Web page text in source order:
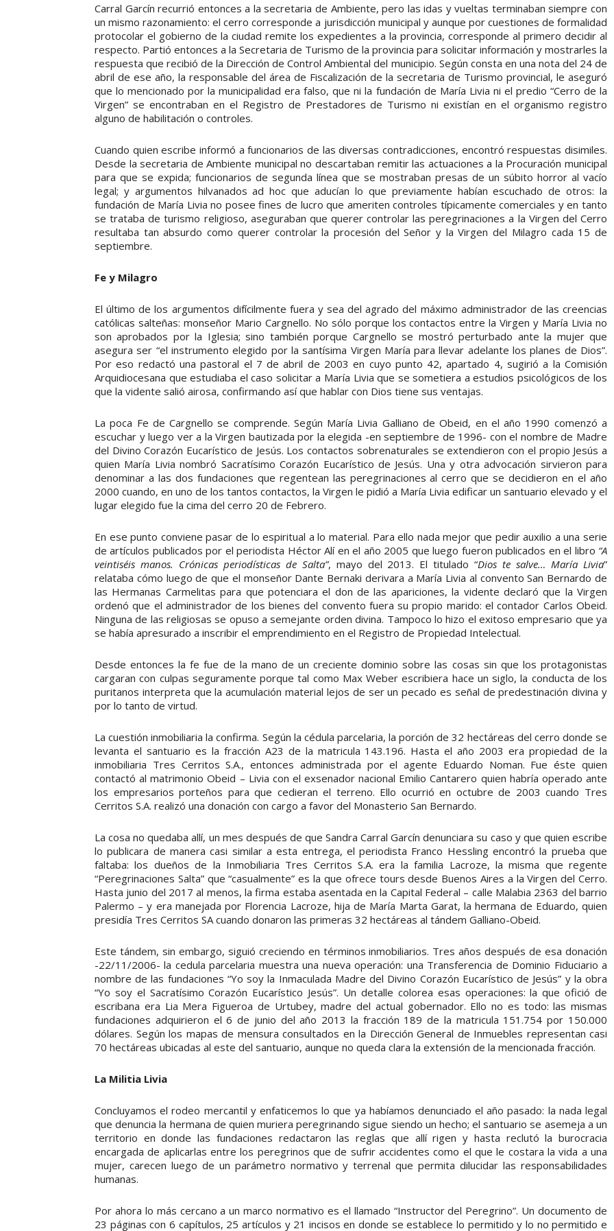
Carral Garcín recurrió entonces a la secretaria de Ambiente, pero las idas y vueltas terminaban siempre con
un mismo razonamiento: el cerro corresponde a jurisdicción municipal y aunque por cuestiones de formalidad
protocolar el gobierno de la ciudad remite los expedientes a la provincia, corresponde al primero decidir al
respecto. Partió entonces a la Secretaria de Turismo de la provincia para solicitar información y mostrarles la
respuesta que recibió de la Dirección de Control Ambiental del municipio. Según consta en una nota del 24 de
abril de ese año, la responsable del área de Fiscalización de la secretaria de Turismo provincial, le aseguró
que lo mencionado por la municipalidad era falso, que ni la fundación de María Livia ni el predio “Cerro de la
Virgen” se encontraban en el Registro de Prestadores de Turismo ni existían en el organismo registro
alguno de habilitación o controles.
Cuando quien escribe informó a funcionarios de las diversas contradicciones, encontró respuestas disimiles.
Desde la secretaria de Ambiente municipal no descartaban remitir las actuaciones a la Procuración municipal
para que se expida; funcionarios de segunda línea que se mostraban presas de un súbito horror al vacío
legal; y argumentos hilvanados ad hoc que aducían lo que previamente habían escuchado de otros: la
fundación de María Livia no posee fines de lucro que ameriten controles típicamente comerciales y en tanto
se trataba de turismo religioso, aseguraban que querer controlar las peregrinaciones a la Virgen del Cerro
resultaba tan absurdo como querer controlar la procesión del Señor y la Virgen del Milagro cada 15 de
septiembre.
Fe y Milagro
El último de los argumentos difícilmente fuera y sea del agrado del máximo administrador de las creencias
católicas salteñas: monseñor Mario Cargnello. No sólo porque los contactos entre la Virgen y María Livia no
son aprobados por la Iglesia; sino también porque Cargnello se mostró perturbado ante la mujer que
asegura ser “el instrumento elegido por la santísima Virgen María para llevar adelante los planes de Dios”.
Por eso redactó una pastoral el 7 de abril de 2003 en cuyo punto 42, apartado 4, sugirió a la Comisión
Arquidiocesana que estudiaba el caso solicitar a María Livia que se sometiera a estudios psicológicos de los
que la vidente salió airosa, confirmando así que hablar con Dios tiene sus ventajas.
La poca Fe de Cargnello se comprende. Según María Livia Galliano de Obeid, en el año 1990 comenzó a
escuchar y luego ver a la Virgen bautizada por la elegida -en septiembre de 1996- con el nombre de Madre
del Divino Corazón Eucarístico de Jesús. Los contactos sobrenaturales se extendieron con el propio Jesús a
quien María Livia nombró Sacratísimo Corazón Eucarístico de Jesús. Una y otra advocación sirvieron para
denominar a las dos fundaciones que regentean las peregrinaciones al cerro que se decidieron en el año
2000 cuando, en uno de los tantos contactos, la Virgen le pidió a María Livia edificar un santuario elevado y el
lugar elegido fue la cima del cerro 20 de Febrero.
En ese punto conviene pasar de lo espiritual a lo material. Para ello nada mejor que pedir auxilio a una serie
de artículos publicados por el periodista Héctor Alí en el año 2005 que luego fueron publicados en el libro “A
veintiséis manos. Crónicas periodísticas de Salta”, mayo del 2013. El titulado “Dios te salve… María Livia”
relataba cómo luego de que el monseñor Dante Bernaki derivara a María Livia al convento San Bernardo de
las Hermanas Carmelitas para que potenciara el don de las apariciones, la vidente declaró que la Virgen
ordenó que el administrador de los bienes del convento fuera su propio marido: el contador Carlos Obeid.
Ninguna de las religiosas se opuso a semejante orden divina. Tampoco lo hizo el exitoso empresario que ya
se había apresurado a inscribir el emprendimiento en el Registro de Propiedad Intelectual.
Desde entonces la fe fue de la mano de un creciente dominio sobre las cosas sin que los protagonistas
cargaran con culpas seguramente porque tal como Max Weber escribiera hace un siglo, la conducta de los
puritanos interpreta que la acumulación material lejos de ser un pecado es señal de predestinación divina y
por lo tanto de virtud.
La cuestión inmobiliaria la confirma. Según la cédula parcelaria, la porción de 32 hectáreas del cerro donde se
levanta el santuario es la fracción A23 de la matricula 143.196. Hasta el año 2003 era propiedad de la
inmobiliaria Tres Cerritos S.A., entonces administrada por el agente Eduardo Noman. Fue éste quien
contactó al matrimonio Obeid – Livia con el exsenador nacional Emilio Cantarero quien habría operado ante
los empresarios porteños para que cedieran el terreno. Ello ocurrió en octubre de 2003 cuando Tres
Cerritos S.A. realizó una donación con cargo a favor del Monasterio San Bernardo.
La cosa no quedaba allí, un mes después de que Sandra Carral Garcín denunciara su caso y que quien escribe
lo publicara de manera casi similar a esta entrega, el periodista Franco Hessling encontró la prueba que
faltaba: los dueños de la Inmobiliaria Tres Cerritos S.A. era la familia Lacroze, la misma que regente
“Peregrinaciones Salta” que “casualmente” es la que ofrece tours desde Buenos Aires a la Virgen del Cerro.
Hasta junio del 2017 al menos, la firma estaba asentada en la Capital Federal – calle Malabia 2363 del barrio
Palermo – y era manejada por Florencia Lacroze, hija de María Marta Garat, la hermana de Eduardo, quien
presidía Tres Cerritos SA cuando donaron las primeras 32 hectáreas al tándem Galliano-Obeid.
Este tándem, sin embargo, siguió creciendo en términos inmobiliarios. Tres años después de esa donación
-22/11/2006- la cedula parcelaria muestra una nueva operación: una Transferencia de Dominio Fiduciario a
nombre de las fundaciones “Yo soy la Inmaculada Madre del Divino Corazón Eucarístico de Jesús” y la obra
“Yo soy el Sacratísimo Corazón Eucarístico Jesús”. Un detalle colorea esas operaciones: la que ofició de
escribana era Lia Mera Figueroa de Urtubey, madre del actual gobernador. Ello no es todo: las mismas
fundaciones adquirieron el 6 de junio del año 2013 la fracción 189 de la matricula 151.754 por 150.000
dólares. Según los mapas de mensura consultados en la Dirección General de Inmuebles representan casi
70 hectáreas ubicadas al este del santuario, aunque no queda clara la extensión de la mencionada fracción.
La Militia Livia
Concluyamos el rodeo mercantil y enfaticemos lo que ya habíamos denunciado el año pasado: la nada legal
que denuncia la hermana de quien muriera peregrinando sigue siendo un hecho; el santuario se asemeja a un
territorio en donde las fundaciones redactaron las reglas que allí rigen y hasta reclutó la burocracia
encargada de aplicarlas entre los peregrinos que de sufrir accidentes como el que le costara la vida a una
mujer, carecen luego de un parámetro normativo y terrenal que permita dilucidar las responsabilidades
humanas.
Por ahora lo más cercano a un marco normativo es el llamado “Instructor del Peregrino”. Un documento de
23 páginas con 6 capítulos, 25 artículos y 21 incisos en donde se establece lo permitido y lo no permitido e